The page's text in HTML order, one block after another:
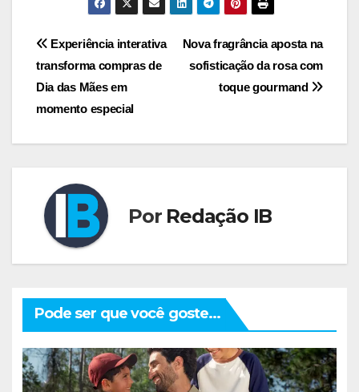
Navegação
de
Post
Nova fragrância aposta na
sofisticação da rosa com
toque gourmand
Experiência interativa
transforma compras de
Dia das Mães em
momento especial
Por Redação IB
Pode ser que você goste...